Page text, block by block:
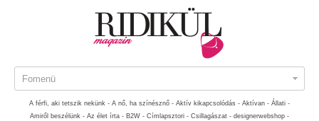
Fomenü
A férfi, aki tetszik nekünk - A nő, ha színésznő - Aktív kikapcsolódás - Aktívan - Állati -
Amiről beszélünk - Az élet írta - B2W - Címlapsztori - Csillagászat - designerwebshop -